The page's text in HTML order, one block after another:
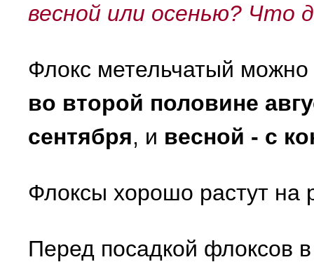
весной или осенью? Что
Флокс метельчатый
во второй половине
сентября, и весной - с
Флоксы хорошо растут на
Перед посадкой флоксов